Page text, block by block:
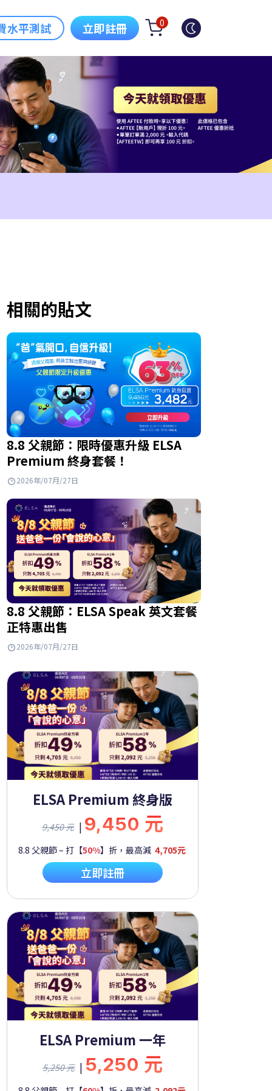
水平測試 立即註冊 0
相關的貼文
8.8 父親節：限時優惠升級 ELSA
Premium 終身套餐！
2026年/07月/27日
8.8 父親節：ELSA Speak 英文套餐
正特惠出售
2026年/07月/27日
ELSA Premium 終身版
9,450 元 | 9,450 元
8.8 父親節 – 打【50%】折，最高減 4,705元
立即註冊
ELSA Premium 一年
5,250 元 | 5,250 元